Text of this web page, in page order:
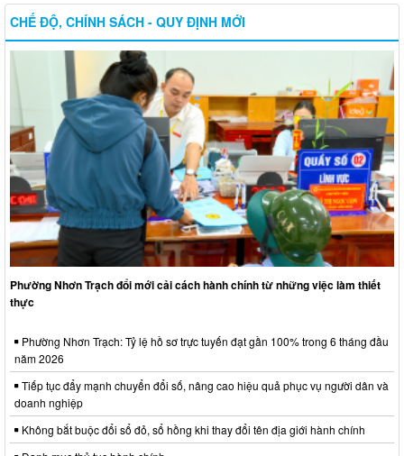
CHẾ ĐỘ, CHÍNH SÁCH - QUY ĐỊNH MỚI
Phường Nhơn Trạch đổi mới cải cách hành chính từ những việc làm thiết
thực
Phường Nhơn Trạch: Tỷ lệ hồ sơ trực tuyến đạt gần 100% trong 6 tháng đầu
năm 2026
Tiếp tục đẩy mạnh chuyển đổi số, nâng cao hiệu quả phục vụ người dân và
doanh nghiệp
Không bắt buộc đổi sổ đỏ, sổ hồng khi thay đổi tên địa giới hành chính